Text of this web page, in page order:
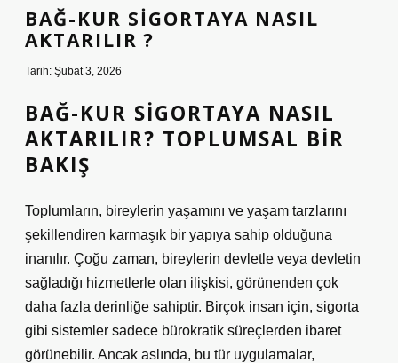
BAĞ-KUR SIGORTAYA NASIL
AKTARILIR ?
Tarih: Şubat 3, 2026
BAĞ-KUR SIGORTAYA NASIL
AKTARILIR? TOPLUMSAL BIR
BAKIŞ
Toplumların, bireylerin yaşamını ve yaşam tarzlarını
şekillendiren karmaşık bir yapıya sahip olduğuna
inanılır. Çoğu zaman, bireylerin devletle veya devletin
sağladığı hizmetlerle olan ilişkisi, görünenden çok
daha fazla derinliğe sahiptir. Birçok insan için, sigorta
gibi sistemler sadece bürokratik süreçlerden ibaret
görünebilir. Ancak aslında, bu tür uygulamalar,